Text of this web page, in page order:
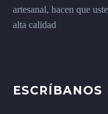
artesanal, hacen que
alta calidad
ESCRÍBANOS